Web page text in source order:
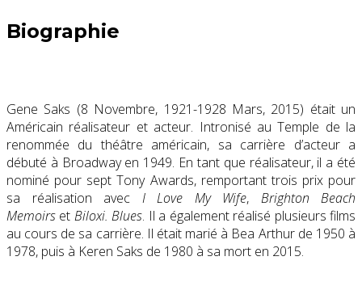
Biographie
Gene Saks (8 Novembre, 1921-1928 Mars, 2015) était un
Américain réalisateur et acteur. Intronisé au Temple de la
renommée du théâtre américain, sa carrière d’acteur a
débuté à Broadway en 1949. En tant que réalisateur, il a été
nominé pour sept Tony Awards, remportant trois prix pour
sa réalisation avec I Love My Wife, Brighton Beach
Memoirs et Biloxi. Blues. Il a également réalisé plusieurs films
au cours de sa carrière. Il était marié à Bea Arthur de 1950 à
1978, puis à Keren Saks de 1980 à sa mort en 2015.